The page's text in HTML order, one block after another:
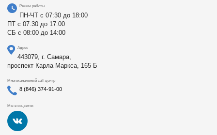
Режим работы
ПН-ЧТ с 07:30 до 18:00
ПТ с 07:30 до 17:00
СБ с 08:00 до 14:00
Адрес
443079, г. Самара,
проспект Карла Маркса, 165 Б
Многоканальный call-центр
8 (846) 374-91-00
Мы в соцсетях